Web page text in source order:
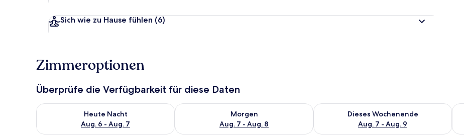
Sich wie zu Hause fühlen (6)
Zimmeroptionen
Überprüfe die Verfügbarkeit für diese Daten
Heute Nacht
Aug. 6 - Aug. 7
Überprüfe die Verfügbarkeit für heute Nacht, Aug. 6 - Aug. 7.
Morgen
Aug. 7 - Aug. 8
Überprüfe die Verfügbarkeit für morgen, Aug. 7 - Aug. 8.
Dieses Wochenende
Aug. 7 - Aug. 9
Überprüfe die Verfügbarkeit für dieses